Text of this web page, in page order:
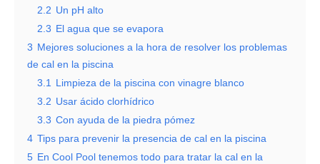
2.2 Un pH alto
2.3 El agua que se evapora
3 Mejores soluciones a la hora de resolver los problemas
de cal en la piscina
3.1 Limpieza de la piscina con vinagre blanco
3.2 Usar ácido clorhídrico
3.3 Con ayuda de la piedra pómez
4 Tips para prevenir la presencia de cal en la piscina
5 En Cool Pool tenemos todo para tratar la cal en la